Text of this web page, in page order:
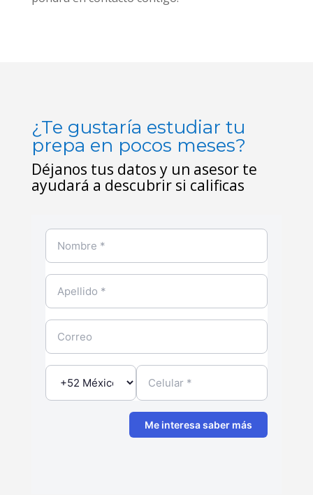
¿Te gustaría estudiar tu
prepa en pocos meses?
Déjanos tus datos y un asesor te
ayudará a descubrir si calificas